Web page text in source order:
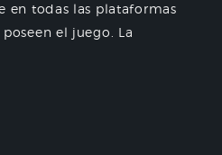
en todas las plataformas
el juego. La